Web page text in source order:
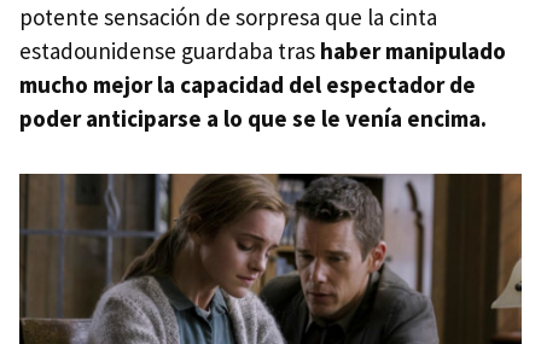
potente sensación de sorpresa que la cinta
estadounidense guardaba tras haber manipulado
mucho mejor la capacidad del espectador de
poder anticiparse a lo que se le venía encima.